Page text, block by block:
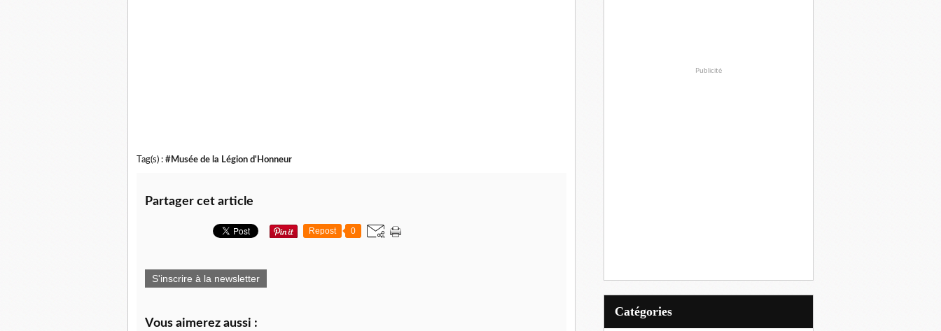
Tag(s) : #Musée de la Légion d'Honneur
Partager cet article
Repost 0
S'inscrire à la newsletter
Vous aimerez aussi :
Publicité
Catégories